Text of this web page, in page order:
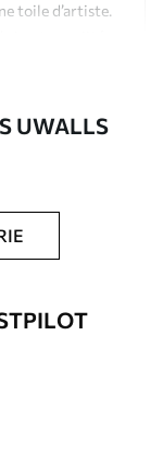
toile d’artiste.
vernis
la durabilité
UWALLS